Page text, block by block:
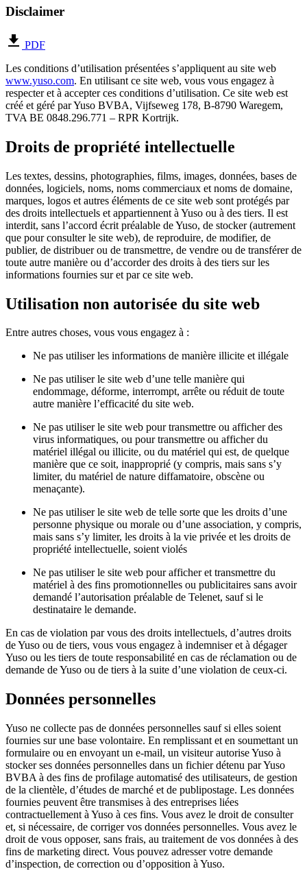
Disclaimer
PDF
Les conditions d’utilisation présentées s’appliquent au site web
www.yuso.com. En utilisant ce site web, vous vous engagez à
respecter et à accepter ces conditions d’utilisation. Ce site web est
créé et géré par Yuso BVBA, Vijfseweg 178, B-8790 Waregem,
TVA BE 0848.296.771 – RPR Kortrijk.
Droits de propriété intellectuelle
Les textes, dessins, photographies, films, images, données, bases de
données, logiciels, noms, noms commerciaux et noms de domaine,
marques, logos et autres éléments de ce site web sont protégés par
des droits intellectuels et appartiennent à Yuso ou à des tiers. Il est
interdit, sans l’accord écrit préalable de Yuso, de stocker (autrement
que pour consulter le site web), de reproduire, de modifier, de
publier, de distribuer ou de transmettre, de vendre ou de transférer de
toute autre manière ou d’accorder des droits à des tiers sur les
informations fournies sur et par ce site web.
Utilisation non autorisée du site web
Entre autres choses, vous vous engagez à :
Ne pas utiliser les informations de manière illicite et illégale
Ne pas utiliser le site web d’une telle manière qui
endommage, déforme, interrompt, arrête ou réduit de toute
autre manière l’efficacité du site web.
Ne pas utiliser le site web pour transmettre ou afficher des
virus informatiques, ou pour transmettre ou afficher du
matériel illégal ou illicite, ou du matériel qui est, de quelque
manière que ce soit, inapproprié (y compris, mais sans s’y
limiter, du matériel de nature diffamatoire, obscène ou
menaçante).
Ne pas utiliser le site web de telle sorte que les droits d’une
personne physique ou morale ou d’une association, y compris,
mais sans s’y limiter, les droits à la vie privée et les droits de
propriété intellectuelle, soient violés
Ne pas utiliser le site web pour afficher et transmettre du
matériel à des fins promotionnelles ou publicitaires sans avoir
demandé l’autorisation préalable de Telenet, sauf si le
destinataire le demande.
En cas de violation par vous des droits intellectuels, d’autres droits
de Yuso ou de tiers, vous vous engagez à indemniser et à dégager
Yuso ou les tiers de toute responsabilité en cas de réclamation ou de
demande de Yuso ou de tiers à la suite d’une violation de ceux-ci.
Données personnelles
Yuso ne collecte pas de données personnelles sauf si elles soient
fournies sur une base volontaire. En remplissant et en soumettant un
formulaire ou en envoyant un e-mail, un visiteur autorise Yuso à
stocker ses données personnelles dans un fichier détenu par Yuso
BVBA à des fins de profilage automatisé des utilisateurs, de gestion
de la clientèle, d’études de marché et de publipostage. Les données
fournies peuvent être transmises à des entreprises liées
contractuellement à Yuso à ces fins. Vous avez le droit de consulter
et, si nécessaire, de corriger vos données personnelles. Vous avez le
droit de vous opposer, sans frais, au traitement de vos données à des
fins de marketing direct. Vous pouvez adresser votre demande
d’inspection, de correction ou d’opposition à Yuso.